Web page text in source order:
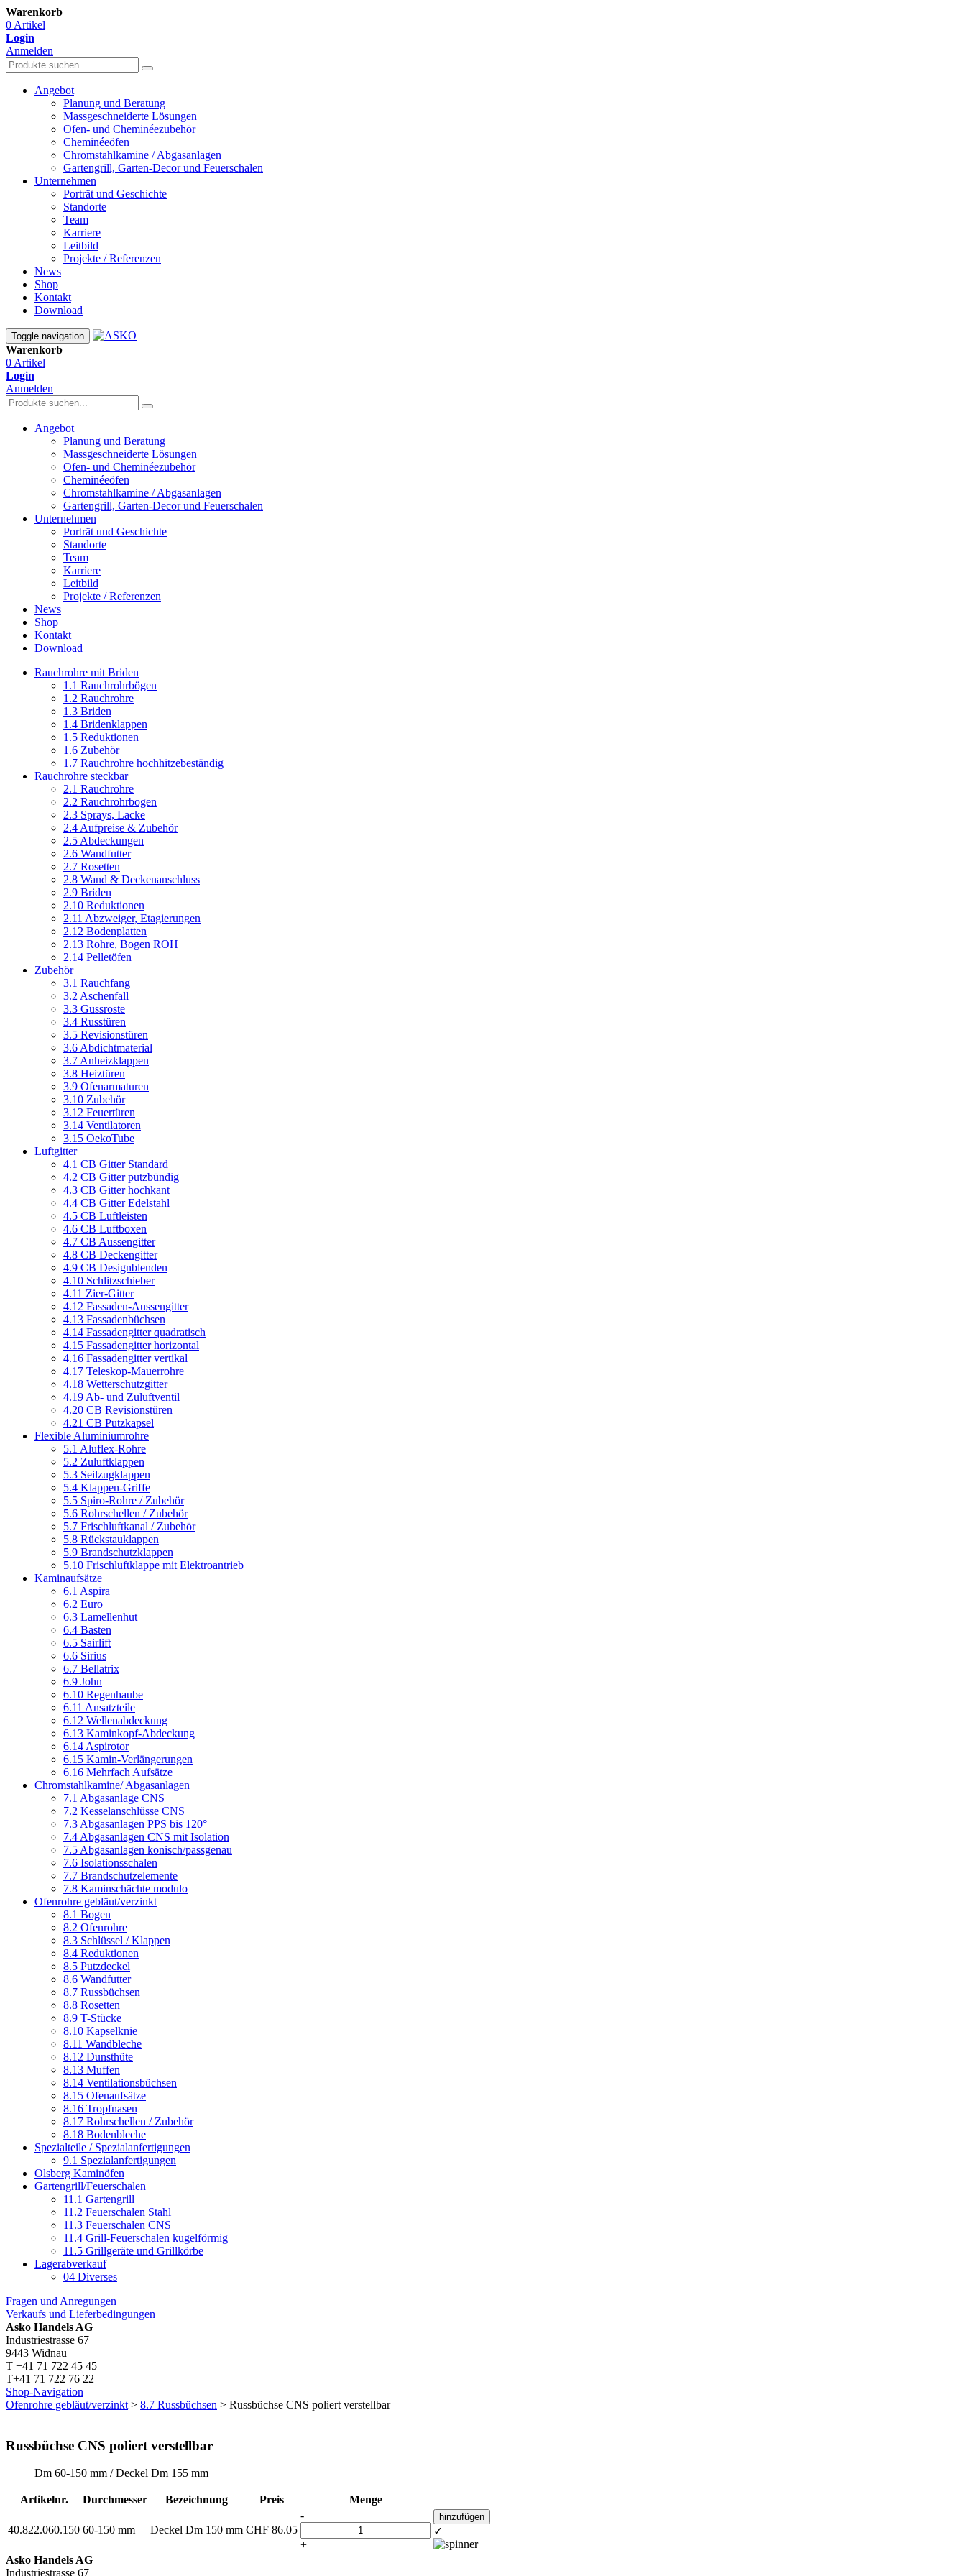
Warenkorb
0 Artikel
Login
Anmelden
Angebot
Planung und Beratung
Massgeschneiderte Lösungen
Ofen- und Cheminéezubehör
Cheminéeöfen
Chromstahlkamine / Abgasanlagen
Gartengrill, Garten-Decor und Feuerschalen
Unternehmen
Porträt und Geschichte
Standorte
Team
Karriere
Leitbild
Projekte / Referenzen
News
Shop
Kontakt
Download
Toggle navigation
Warenkorb
0 Artikel
Login
Anmelden
Angebot
Planung und Beratung
Massgeschneiderte Lösungen
Ofen- und Cheminéezubehör
Cheminéeöfen
Chromstahlkamine / Abgasanlagen
Gartengrill, Garten-Decor und Feuerschalen
Unternehmen
Porträt und Geschichte
Standorte
Team
Karriere
Leitbild
Projekte / Referenzen
News
Shop
Kontakt
Download
Rauchrohre mit Briden
1.1 Rauchrohrbögen
1.2 Rauchrohre
1.3 Briden
1.4 Bridenklappen
1.5 Reduktionen
1.6 Zubehör
1.7 Rauchrohre hochhitzebeständig
Rauchrohre steckbar
2.1 Rauchrohre
2.2 Rauchrohrbogen
2.3 Sprays, Lacke
2.4 Aufpreise & Zubehör
2.5 Abdeckungen
2.6 Wandfutter
2.7 Rosetten
2.8 Wand & Deckenanschluss
2.9 Briden
2.10 Reduktionen
2.11 Abzweiger, Etagierungen
2.12 Bodenplatten
2.13 Rohre, Bogen ROH
2.14 Pelletöfen
Zubehör
3.1 Rauchfang
3.2 Aschenfall
3.3 Gussroste
3.4 Russtüren
3.5 Revisionstüren
3.6 Abdichtmaterial
3.7 Anheizklappen
3.8 Heiztüren
3.9 Ofenarmaturen
3.10 Zubehör
3.12 Feuertüren
3.14 Ventilatoren
3.15 OekoTube
Luftgitter
4.1 CB Gitter Standard
4.2 CB Gitter putzbündig
4.3 CB Gitter hochkant
4.4 CB Gitter Edelstahl
4.5 CB Luftleisten
4.6 CB Luftboxen
4.7 CB Aussengitter
4.8 CB Deckengitter
4.9 CB Designblenden
4.10 Schlitzschieber
4.11 Zier-Gitter
4.12 Fassaden-Aussengitter
4.13 Fassadenbüchsen
4.14 Fassadengitter quadratisch
4.15 Fassadengitter horizontal
4.16 Fassadengitter vertikal
4.17 Teleskop-Mauerrohre
4.18 Wetterschutzgitter
4.19 Ab- und Zuluftventil
4.20 CB Revisionstüren
4.21 CB Putzkapsel
Flexible Aluminiumrohre
5.1 Aluflex-Rohre
5.2 Zuluftklappen
5.3 Seilzugklappen
5.4 Klappen-Griffe
5.5 Spiro-Rohre / Zubehör
5.6 Rohrschellen / Zubehör
5.7 Frischluftkanal / Zubehör
5.8 Rückstauklappen
5.9 Brandschutzklappen
5.10 Frischluftklappe mit Elektroantrieb
Kaminaufsätze
6.1 Aspira
6.2 Euro
6.3 Lamellenhut
6.4 Basten
6.5 Sairlift
6.6 Sirius
6.7 Bellatrix
6.9 John
6.10 Regenhaube
6.11 Ansatzteile
6.12 Wellenabdeckung
6.13 Kaminkopf-Abdeckung
6.14 Aspirotor
6.15 Kamin-Verlängerungen
6.16 Mehrfach Aufsätze
Chromstahlkamine/ Abgasanlagen
7.1 Abgasanlage CNS
7.2 Kesselanschlüsse CNS
7.3 Abgasanlagen PPS bis 120°
7.4 Abgasanlagen CNS mit Isolation
7.5 Abgasanlagen konisch/passgenau
7.6 Isolationsschalen
7.7 Brandschutzelemente
7.8 Kaminschächte modulo
Ofenrohre gebläut/verzinkt
8.1 Bogen
8.2 Ofenrohre
8.3 Schlüssel / Klappen
8.4 Reduktionen
8.5 Putzdeckel
8.6 Wandfutter
8.7 Russbüchsen
8.8 Rosetten
8.9 T-Stücke
8.10 Kapselknie
8.11 Wandbleche
8.12 Dunsthüte
8.13 Muffen
8.14 Ventilationsbüchsen
8.15 Ofenaufsätze
8.16 Tropfnasen
8.17 Rohrschellen / Zubehör
8.18 Bodenbleche
Spezialteile / Spezialanfertigungen
9.1 Spezialanfertigungen
Olsberg Kaminöfen
Gartengrill/Feuerschalen
11.1 Gartengrill
11.2 Feuerschalen Stahl
11.3 Feuerschalen CNS
11.4 Grill-Feuerschalen kugelförmig
11.5 Grillgeräte und Grillkörbe
Lagerabverkauf
04 Diverses
Fragen und Anregungen
Verkaufs und Lieferbedingungen
Asko Handels AG
Industriestrasse 67
9443 Widnau
T +41 71 722 45 45
T+41 71 722 76 22
Shop-Navigation
Ofenrohre gebläut/verzinkt > 8.7 Russbüchsen > Russbüchse CNS poliert verstellbar
Russbüchse CNS poliert verstellbar
Dm 60-150 mm / Deckel Dm 155 mm
Artikelnr. Durchmesser Bezeichnung Preis Menge
40.822.060.150 60-150 mm Deckel Dm 150 mm CHF 86.05
-
+
hinzufügen
✓
Asko Handels AG
Industriestrasse 67